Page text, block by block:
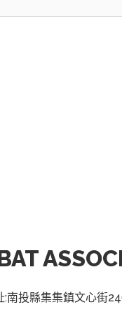
:南投縣集集鎮文心街